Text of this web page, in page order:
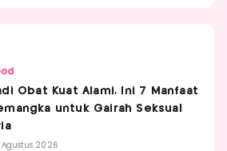
Obat Kuat Alami, Ini 7 Manfaat
untuk Gairah Seksual
Agustus 2026